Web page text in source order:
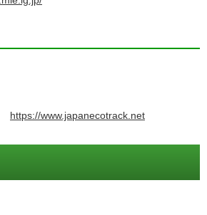
https://www.japanecotrack.net